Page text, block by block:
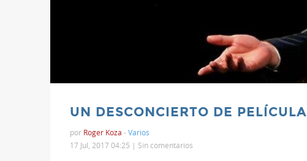
UN DESCONCIERTO DE PELÍCULA
por Roger Koza -Varios
17 Jul, 2017 04:25 | Sin comentarios